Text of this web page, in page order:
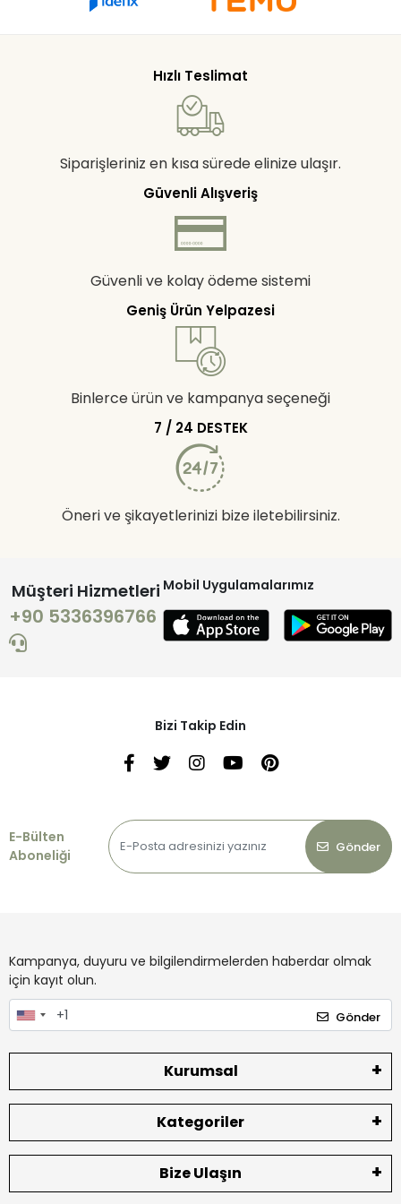
Hızlı Teslimat
Siparişleriniz en kısa sürede elinize ulaşır.
Güvenli Alışveriş
Güvenli ve kolay ödeme sistemi
Geniş Ürün Yelpazesi
Binlerce ürün ve kampanya seçeneği
7 / 24 DESTEK
Öneri ve şikayetlerinizi bize iletebilirsiniz.
Müşteri Hizmetleri
+90 5336396766
Mobil Uygulamalarımız
Bizi Takip Edin
E-Bülten
Aboneliği
Gönder
Kampanya, duyuru ve bilgilendirmelerden haberdar olmak
için kayıt olun.
Gönder
Kurumsal
Kategoriler
Bize Ulaşın